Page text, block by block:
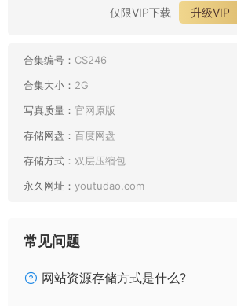
仅限VIP下载
升级VIP
合集编号： CS246
合集大小： 2G
写真质量： 官网原版
存储网盘： 百度网盘
存储方式： 双层压缩包
永久网址： youtudao.com
常见问题
网站资源存储方式是什么?